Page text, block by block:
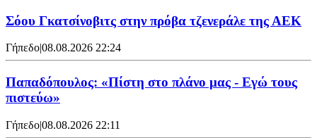
Σόου Γκατσίνοβιτς στην πρόβα τζενεράλε της ΑΕΚ
Γήπεδο|08.08.2026 22:24
Παπαδόπουλος: «Πίστη στο πλάνο μας - Εγώ τους
πιστεύω»
Γήπεδο|08.08.2026 22:11